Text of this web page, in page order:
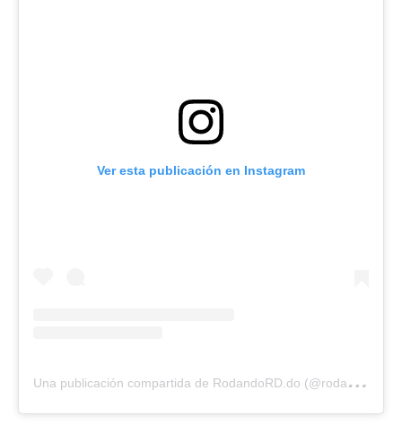
Ver esta publicación en Instagram
U
na publicación compartida de RodandoRD.do (@rodandorddo)